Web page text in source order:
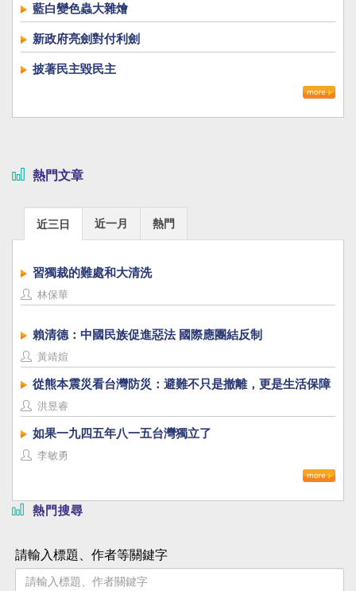
藍白變色蟲大雜燴
新政府亮劍對付利劍
披著民主毀民主
熱門文章
近三日 近一月 熱門
習獨裁的難處和大清洗
林保華
賴清德：中國民族促進惡法 國際應團結反制
黃靖媗
從熊本震災看台灣防災：避難不只是撤離，更是生活保障
洪昱睿
如果一九四五年八一五台灣獨立了
李敏勇
熱門搜尋
請輸入標題、作者等關鍵字